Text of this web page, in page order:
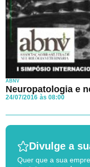
ABNV
Neuropatologia e
24/07/2016 às 08:00
Divulge a
Quer que a sua